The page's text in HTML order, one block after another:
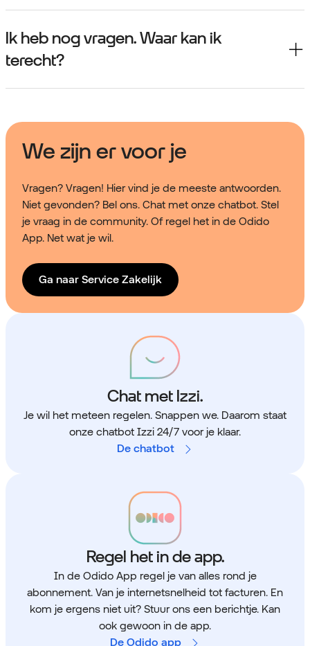
Ik heb nog vragen. Waar kan ik
terecht?
We zijn er voor je
Vragen? Vragen! Hier vind je de meeste antwoorden.
Niet gevonden? Bel ons. Chat met onze chatbot. Stel
je vraag in de community. Of regel het in de Odido
App. Net wat je wil.
Ga naar Service Zakelijk
Chat met Izzi.
Je wil het meteen regelen. Snappen we. Daarom staat
onze chatbot Izzi 24/7 voor je klaar.
De chatbot
Regel het in de app.
In de Odido App regel je van alles rond je
abonnement. Van je internetsnelheid tot facturen. En
kom je ergens niet uit? Stuur ons een berichtje. Kan
ook gewoon in de app.
De Odido app